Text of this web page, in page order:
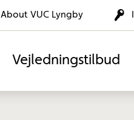
About VUC Lyngby
Vejledningstilbud